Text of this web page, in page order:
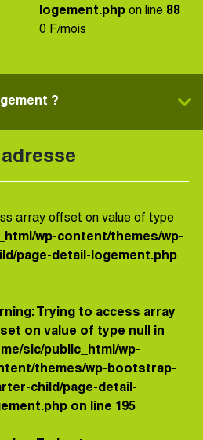
logement.php on line 88
0 F/mois
?
array offset on value of type
wp-content/themes/wp-
page-detail-logement.php
: Trying to access array
on value of type null in
sic/public_html/wp-
themes/wp-bootstrap-
child/page-detail-
on line 195